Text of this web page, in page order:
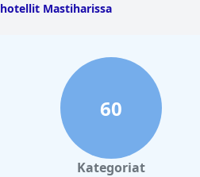
hotellit Mastiharissa
60
Kategoriat